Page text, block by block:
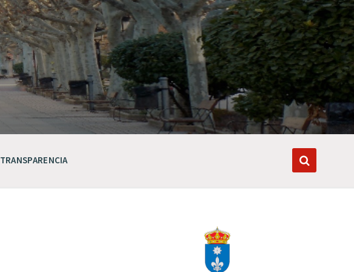
TRANSPARENCIA